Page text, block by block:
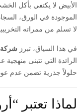
الأبيض لا يكتفي بأكل
الموجودة في الورق،
لا تسلم من ممراته
في هذا السياق، تبرز شركة
الرائدة التي تتبنى
حلولاً جذرية تضمن عدم
لماذا تعتبر